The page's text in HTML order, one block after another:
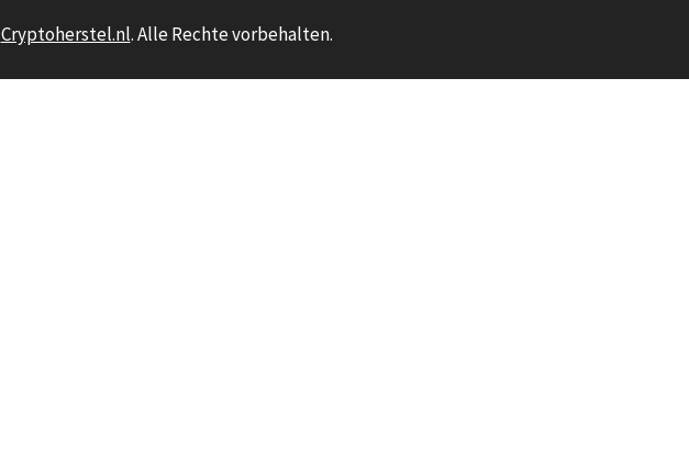
Cryptoherstel.nl. Alle Rechte vorbehalten.